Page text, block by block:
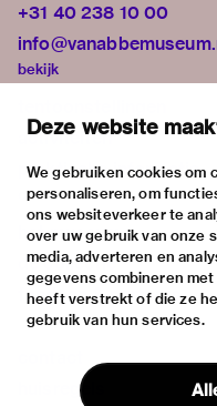
Deze website
We gebruiken cookies om
personaliseren, om
ons websiteverkeer te
over uw gebruik van onze
media, adverteren en
gegevens combineren
heeft verstrekt of die ze
gebruik van hun services.
+31 40 238 10 00
bekijk
activiteiten
praktische informatie
over
het museum
de collectie
fondsen & partners
huisregels